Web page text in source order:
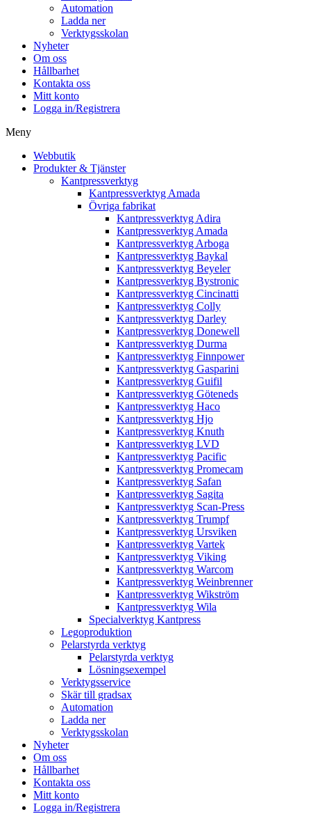
Automation
Ladda ner
Verktygsskolan
Nyheter
Om oss
Hållbarhet
Kontakta oss
Mitt konto
Logga in/Registrera
Meny
Webbutik
Produkter & Tjänster
Kantpressverktyg
Kantpressverktyg Amada
Övriga fabrikat
Kantpressverktyg Adira
Kantpressverktyg Amada
Kantpressverktyg Arboga
Kantpressverktyg Baykal
Kantpressverktyg Beyeler
Kantpressverktyg Bystronic
Kantpressverktyg Cincinatti
Kantpressverktyg Colly
Kantpressverktyg Darley
Kantpressverktyg Donewell
Kantpressverktyg Durma
Kantpressverktyg Finnpower
Kantpressverktyg Gasparini
Kantpressverktyg Guifil
Kantpressverktyg Göteneds
Kantpressverktyg Haco
Kantpressverktyg Hjo
Kantpressverktyg Knuth
Kantpressverktyg LVD
Kantpressverktyg Pacific
Kantpressverktyg Promecam
Kantpressverktyg Safan
Kantpressverktyg Sagita
Kantpressverktyg Scan-Press
Kantpressverktyg Trumpf
Kantpressverktyg Ursviken
Kantpressverktyg Vartek
Kantpressverktyg Viking
Kantpressverktyg Warcom
Kantpressverktyg Weinbrenner
Kantpressverktyg Wikström
Kantpressverktyg Wila
Specialverktyg Kantpress
Legoproduktion
Pelarstyrda verktyg
Pelarstyrda verktyg
Lösningsexempel
Verktygsservice
Skär till gradsax
Automation
Ladda ner
Verktygsskolan
Nyheter
Om oss
Hållbarhet
Kontakta oss
Mitt konto
Logga in/Registrera